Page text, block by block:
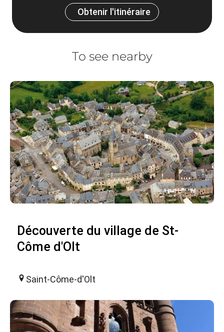
Obtenir l'itinéraire
To see nearby
Découverte du village de St-
Côme d'Olt
Saint-Côme-d'Olt